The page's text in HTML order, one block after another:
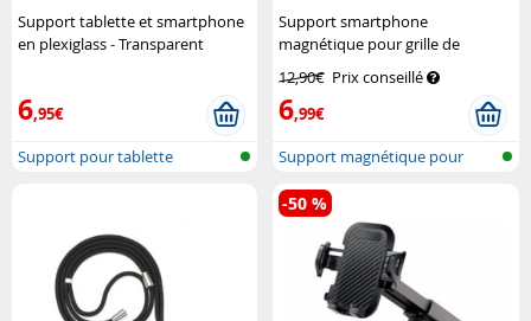
Support tablette et smartphone
en plexiglass - Transparent
6,95€
Support pour tablette
Support smartphone
magnétique pour grille de
12,90€ Prix conseillé
6,99€
Support magnétique pour
grille d’aé...
-50 %